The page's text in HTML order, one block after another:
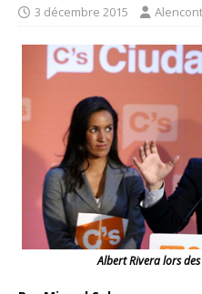
3 décembre 2015
Albert Rivera lors